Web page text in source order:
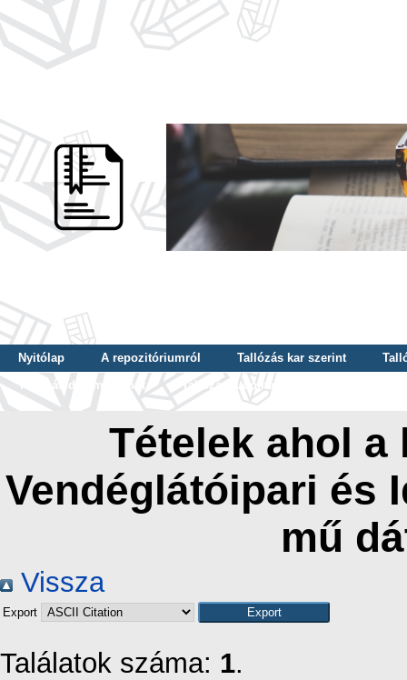
Nyitólap A repozitóriumról Tallózás kar szerint
Tallózás dátum szerint
Tallózás tudományterület szerint
Tételek ahol
Vendéglátóipari és
mű
Vissza
Export
Találatok száma: 1.